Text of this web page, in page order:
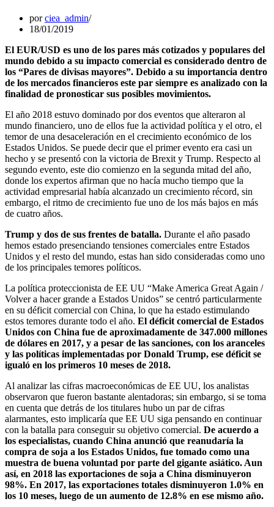
porciea_admin
18/01/2019
El EUR/USD es uno de los pares más cotizados y populares del
mundo debido a su impacto comercial es considerado dentro de
los “Pares de divisas mayores”. Debido a su importancia dentro
de los mercados financieros este par siempre es analizado con la
finalidad de pronosticar sus posibles movimientos.
El año 2018 estuvo dominado por dos eventos que alteraron al
mundo financiero, uno de ellos fue la actividad política y el otro, el
temor de una desaceleración en el crecimiento económico de los
Estados Unidos. Se puede decir que el primer evento era casi un
hecho y se presentó con la victoria de Brexit y Trump. Respecto al
segundo evento, este dio comienzo en la segunda mitad del año,
donde los expertos afirman que no hacía mucho tiempo que la
actividad empresarial había alcanzado un crecimiento récord, sin
embargo, el ritmo de crecimiento fue uno de los más bajos en más
de cuatro años.
Trump y dos de sus frentes de batalla. Durante el año pasado
hemos estado presenciando tensiones comerciales entre Estados
Unidos y el resto del mundo, estas han sido consideradas como uno
de los principales temores políticos.
La política proteccionista de EE UU “Make America Great Again /
Volver a hacer grande a Estados Unidos” se centró particularmente
en su déficit comercial con China, lo que ha estado estimulando
estos temores durante todo el año. El déficit comercial de Estados
Unidos con China fue de aproximadamente de 347.000 millones
de dólares en 2017, y a pesar de las sanciones, con los aranceles
y las políticas implementadas por Donald Trump, ese déficit se
igualó en los primeros 10 meses de 2018.
Al analizar las cifras macroeconómicas de EE UU, los analistas
observaron que fueron bastante alentadoras; sin embargo, si se toma
en cuenta que detrás de los titulares hubo un par de cifras
alarmantes, esto implicaría que EE UU siga pensando en continuar
con la batalla para conseguir su objetivo comercial. De acuerdo a
los especialistas, cuando China anunció que reanudaría la
compra de soja a los Estados Unidos, fue tomado como una
muestra de buena voluntad por parte del gigante asiático. Aun
así, en 2018 las exportaciones de soja a China disminuyeron
98%. En 2017, las exportaciones totales disminuyeron 1.0% en
los 10 meses, luego de un aumento de 12.8% en ese mismo año.